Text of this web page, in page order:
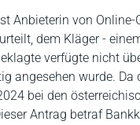
Anbieterin von
dem Kläger -
verfügte nicht
angesehen wurde.
bei den
Antrag betraf